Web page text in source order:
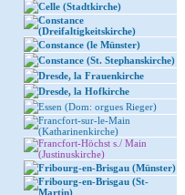
Celle (Stadtkirche)
Constance
(Dreifaltigkeitskirche)
Constance (le Münster)
Constance (St. Stephanskirche)
Dresde, la Frauenkirche
Dresde, la Hofkirche
Essen (Dom: orgues Rieger)
Francfort-sur-le-Main
(Katharinenkirche)
Francfort-Höchst s./ Main
(Justinuskirche)
Fribourg-en-Brisgau (Münster)
Fribourg-en-Brisgau (St-
Martin)